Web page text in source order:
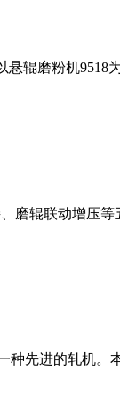
辊磨粉机9518
磨辊联动增压
先进的轧机。